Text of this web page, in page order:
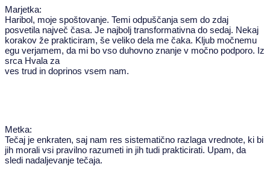
Marjetka:
Haribol, moje spoštovanje. Temi odpuščanja sem do zdaj
posvetila največ časa. Je najbolj transformativna do sedaj. Nekaj
korakov že prakticiram, še veliko dela me čaka. Kljub močnemu
egu verjamem, da mi bo vso duhovno znanje v močno podporo. Iz
srca Hvala za
ves trud in doprinos vsem nam.
Metka:
Tečaj je enkraten, saj nam res sistematično razlaga vrednote, ki bi
jih morali vsi pravilno razumeti in jih tudi prakticirati. Upam, da
sledi nadaljevanje tečaja.